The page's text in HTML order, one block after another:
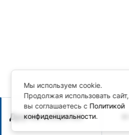
Другие события
Мы используем cookie.
Продолжая использовать сайт,
вы соглашаетесь с Политикой
конфиденциальности.